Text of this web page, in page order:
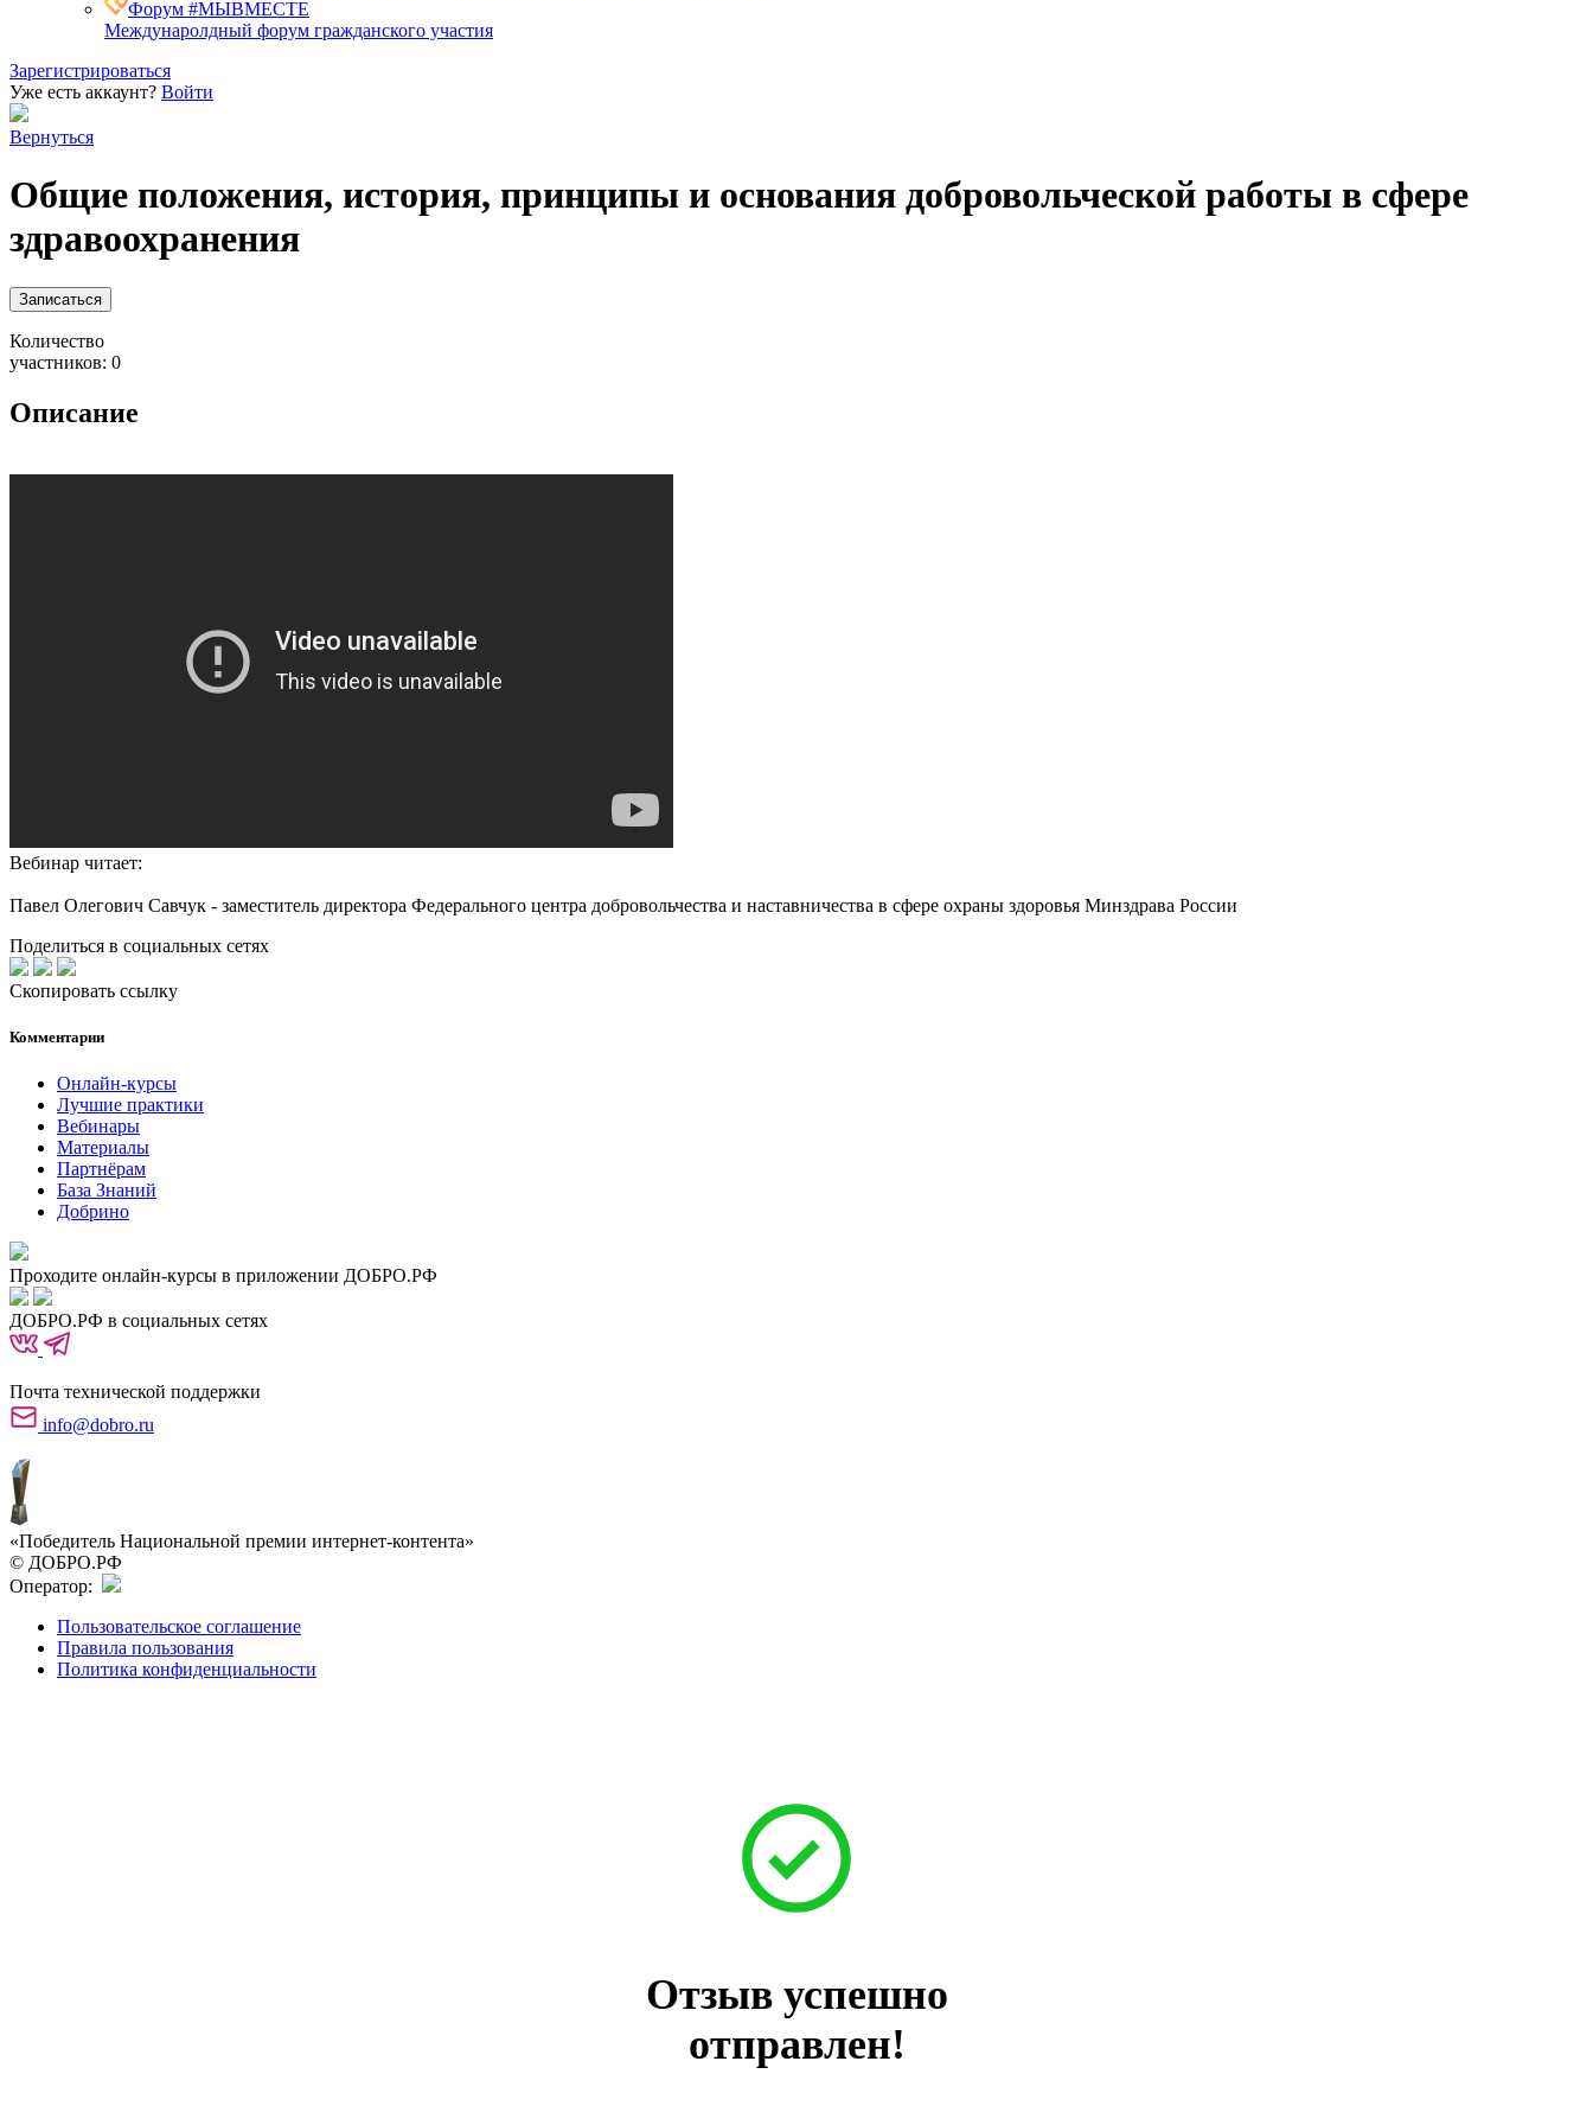
Форум #МЫВМЕСТЕ
Междунаролдный форум гражданского участия
Зарегистрироваться
Уже есть аккаунт? Войти
Вернуться
Общие положения, история, принципы и основания добровольческой работы в сфере
здравоохранения
Записаться
Количество
участников: 0
Описание
Вебинар читает:
Павел Олегович Савчук - заместитель директора Федерального центра добровольчества и наставничества в сфере охраны здоровья Минздрава России
Поделиться в социальных сетях
Скопировать ссылку
Комментарии
Онлайн-курсы
Лучшие практики
Вебинары
Материалы
Партнёрам
База Знаний
Добрино
Проходите онлайн-курсы в приложении ДОБРО.РФ
ДОБРО.РФ в социальных сетях
Почта технической поддержки
info@dobro.ru
«Победитель Национальной премии интернет-контента»
© ДОБРО.РФ
Оператор:
Пользовательское соглашение
Правила пользования
Политика конфиденциальности
Отзыв успешно
отправлен!